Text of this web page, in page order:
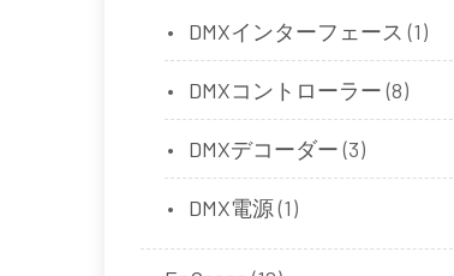
DMXインターフェース (1)
DMXコントローラー (8)
DMXデコーダー (3)
DMX電源(1)